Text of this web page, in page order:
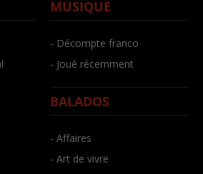
MUSIQUE
- Décompte franco
- Joué récemment
BALADOS
- Affaires
- Art de vivre